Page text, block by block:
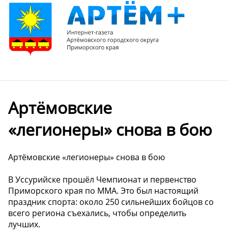
Артёмовские
«легионеры» снова в бою
Артёмовские «легионеры» снова в бою
В Уссурийске прошёл Чемпионат и первенство
Приморского края по ММА. Это был настоящий
праздник спорта: около 250 сильнейших бойцов со
всего региона съехались, чтобы определить
лучших.